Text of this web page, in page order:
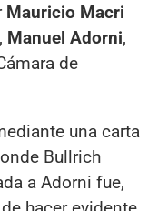
Mauricio Macri
Manuel Adorni,
de
una carta
Bullrich
a Adorni fue,